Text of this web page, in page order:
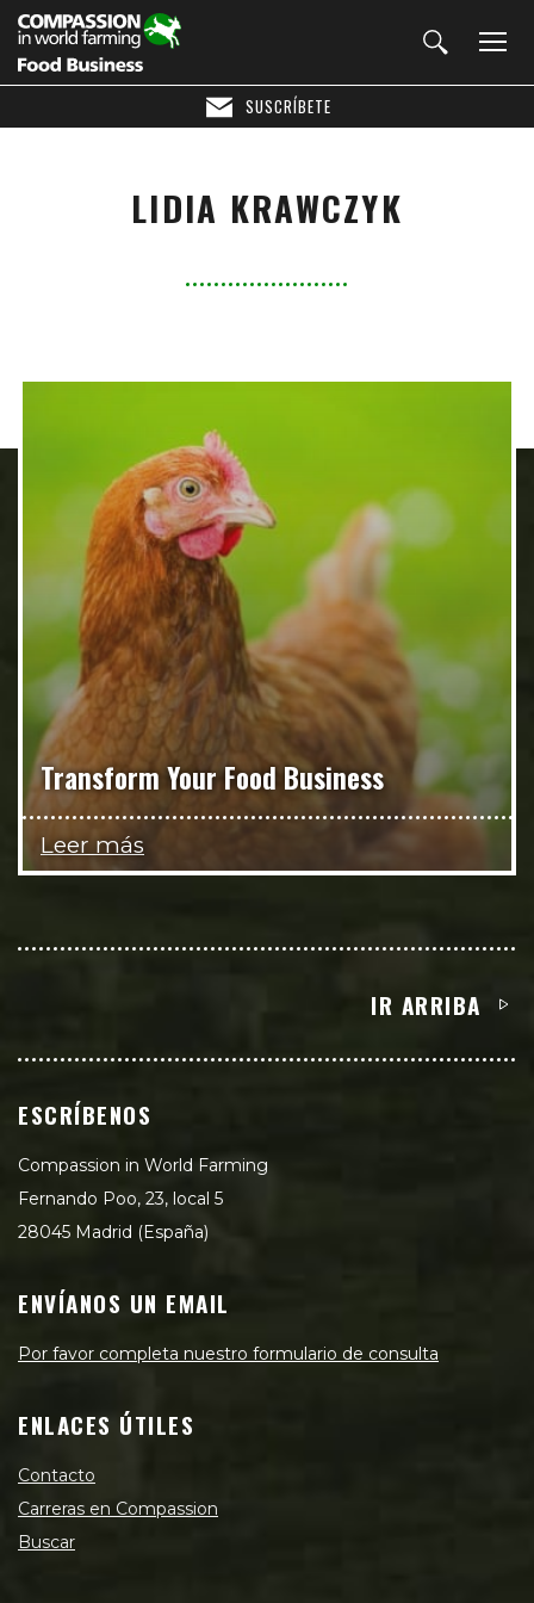
SUSCRÍBETE
LIDIA KRAWCZYK
Transform Your Food Business
Leer más
IR ARRIBA
ESCRÍBENOS
Compassion in World Farming
Fernando Poo, 23, local 5
28045 Madrid (España)
ENVÍANOS UN EMAIL
Por favor completa nuestro formulario de consulta
ENLACES ÚTILES
Contacto
Carreras en Compassion
Buscar